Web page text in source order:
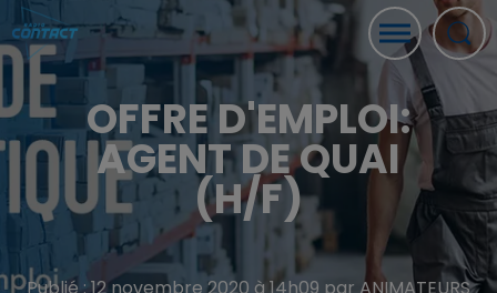
OFFRE D'EMPLOI:
AGENT DE QUAI
(H/F)